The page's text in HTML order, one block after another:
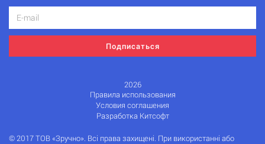
Подписаться
2026
Правила использования
Условия соглашения
Разработка Китсофт
© 2017 ТОВ «Зручно». Всі права захищені. При використанні або